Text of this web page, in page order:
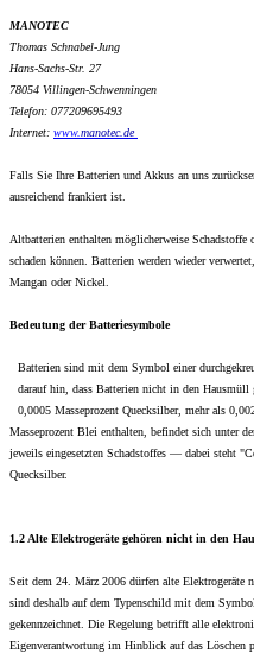
MANOTEC
Thomas Schnabel-Jung
Hans-Sachs-Str. 27
78054 Villingen-Schwenningen
Telefon: 077209695493
Internet: www.manotec.de
Falls Sie Ihre Batterien und Akkus an uns
ausreichend frankiert ist.
Altbatterien enthalten möglicherweise
schaden können. Batterien werden wieder
Mangan oder Nickel.
Bedeutung der Batteriesymbole
Batterien sind mit dem Symbol einer
darauf hin, dass Batterien nicht in den Hausmüll
0,0005 Masseprozent Quecksilber, mehr als
Masseprozent Blei enthalten, befindet sich unter
jeweils eingesetzten Schadstoffes — dabei steht
Quecksilber.
1.2 Alte Elektrogeräte gehören nicht in den
Seit dem 24. März 2006 dürfen alte Elektrogeräte
sind deshalb auf dem Typenschild mit dem
gekennzeichnet. Die Regelung betrifft alle
Eigenverantwortung im Hinblick auf das Löschen